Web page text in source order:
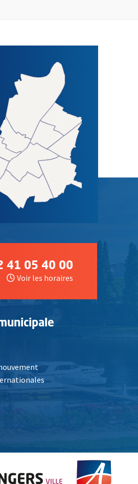
LA VILLE D'ANGERS
41 05 40 00
Voir les horaires